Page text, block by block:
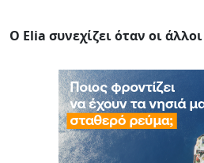
Ο Elia συνεχίζει όταν οι